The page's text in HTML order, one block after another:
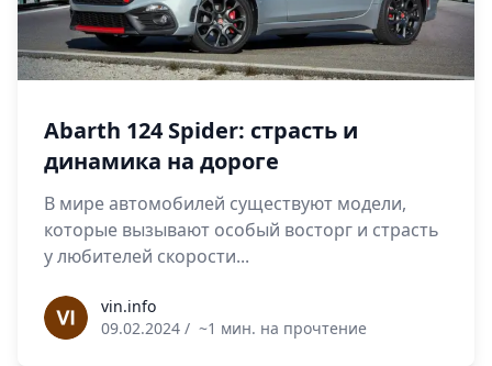
Abarth 124 Spider: страсть и
динамика на дороге
В мире автомобилей существуют модели,
которые вызывают особый восторг и страсть
у любителей скорости...
vin.infovin.info
09.02.2024 / ~1 мин. на прочтение